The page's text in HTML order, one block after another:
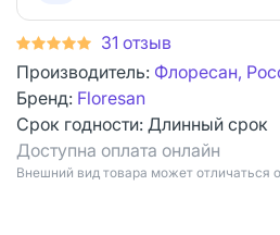
31 отзыв
Производитель: Флоресан,
Бренд: Floresan
Срок годности: Длинный срок
Доступна оплата онлайн
Bнешний вид товара может отличаться